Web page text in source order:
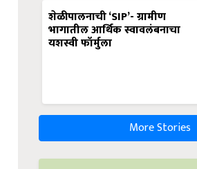
शेळीपालनाची ‘SIP’- ग्रामीण
भागातील आर्थिक स्वावलंबनाचा
यशस्वी फॉर्मुला
More Stories